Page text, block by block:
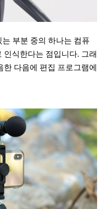
부분 중의 하나는 컴퓨
식한다는 점입니다. 그래
다음에 편집 프로그램에